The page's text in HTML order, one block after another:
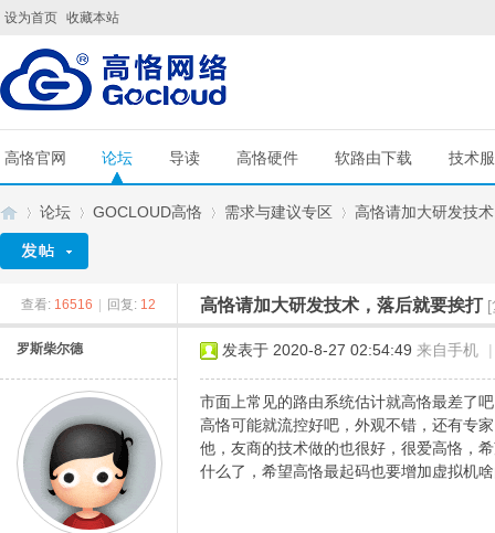
设为首页 收藏本站
高恪官网 论坛 导读 高恪硬件 软路由下载 技术
»
论坛
›
GOCLOUD高恪
›
需求与建议专区
›
高恪请加大研发技
查看: 16516 回复: 12 高恪请加大研发技术，落后就要挨打
罗斯柴尔德 发表于 2020-8-27 02:54:49 来自手机 |
市面上常见的路由系统估计就高恪最差了
高恪可能就流控好吧，外观不错，还有专
他，友商的技术做的也很好，很爱高恪，
什么了，希望高恪最起码也要增加虚拟机